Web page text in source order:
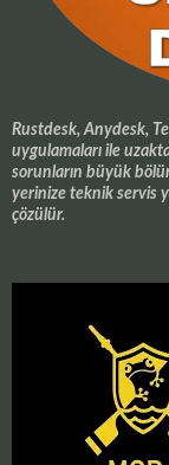
Rustdesk, Anydesk,
uygulamaları ile
sorunların büyük
yerinize teknik servis
çözülür.